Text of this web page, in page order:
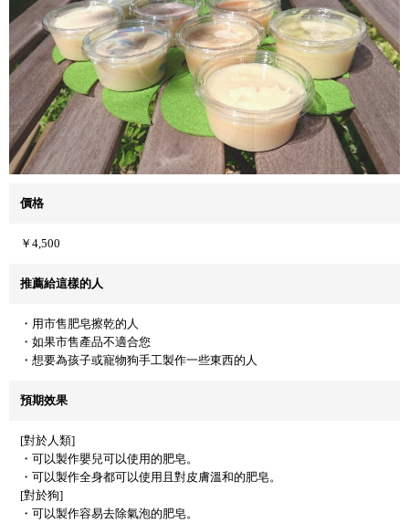
價格
￥4,500
推薦給這樣的人
・用市售肥皂擦乾的人
・如果市售產品不適合您
・想要為孩子或寵物狗手工製作一些東西的人
預期效果
[對於人類]
・可以製作嬰兒可以使用的肥皂。
・可以製作全身都可以使用且對皮膚溫和的肥皂。
[對於狗]
・可以製作容易去除氣泡的肥皂。